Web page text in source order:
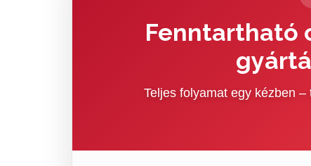
Fenntartható
Teljes folyamat egy kézben